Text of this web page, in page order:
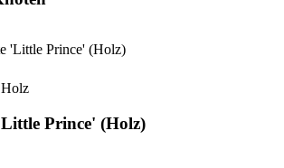
Holz
Prince' (Holz)